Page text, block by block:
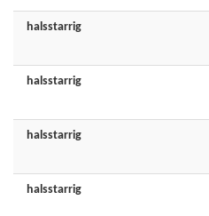
halsstarrig
halsstarrig
halsstarrig
halsstarrig